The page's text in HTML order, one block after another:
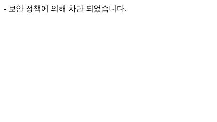
- 보안 정책에 의해 차단 되었습니다.